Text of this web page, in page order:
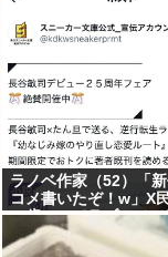
ラノベ作家（52）「
コメ書いたぞ！w」X
い歳こいてラブコメ
ずかしくないの？」